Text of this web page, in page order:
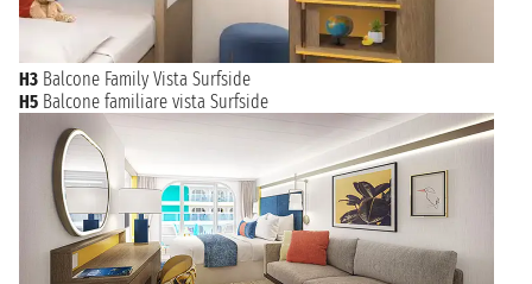
H3 Balcone Family Vista Surfside
H5 Balcone familiare vista Surfside